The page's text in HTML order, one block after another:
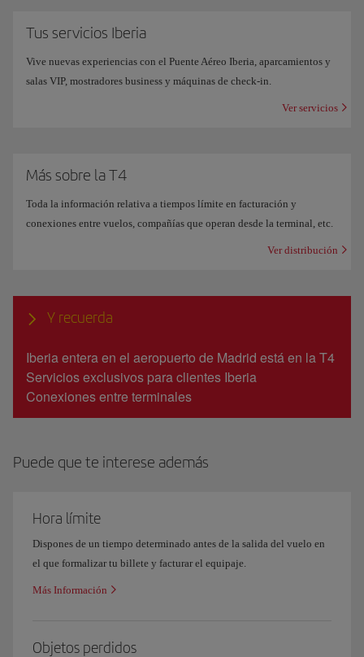
Tus servicios Iberia
Vive nuevas experiencias con el Puente Aéreo Iberia, aparcamientos y
salas VIP, mostradores business y máquinas de check-in.
Ver servicios
Más sobre la T4
Toda la información relativa a tiempos límite en facturación y
conexiones entre vuelos, compañías que operan desde la terminal, etc.
Ver distribución
Y recuerda
Iberia entera en el aeropuerto de Madrid está en la T4
Servicios exclusivos para clientes Iberia
Conexiones entre terminales
Puede que te interese además
Hora límite
Dispones de un tiempo determinado antes de la salida del vuelo en
el que formalizar tu billete y facturar el equipaje.
Más Información
Objetos perdidos